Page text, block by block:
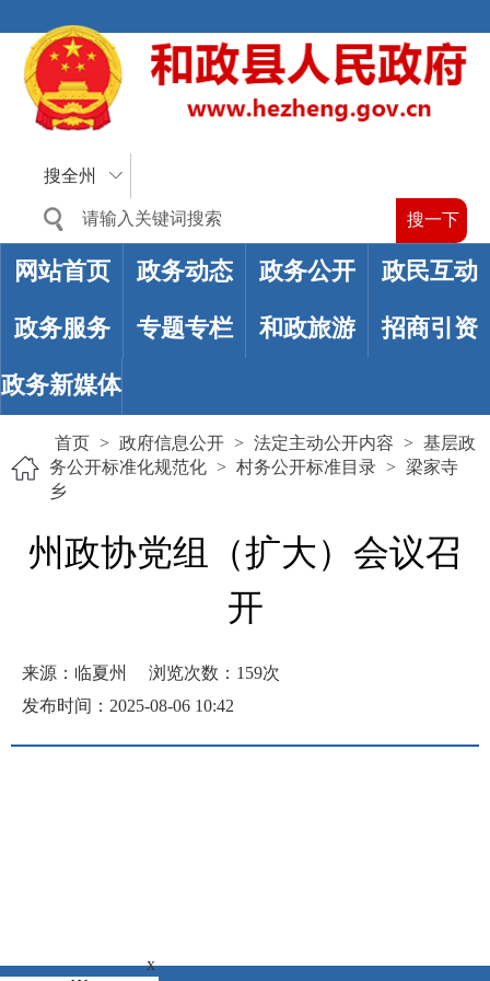
搜全州
网站首页 政务动态 政务公开 政民互动
政务服务 专题专栏 和政旅游 招商引资
政务新媒体
首页 > 政府信息公开 > 法定主动公开内容 > 基层政
务公开标准化规范化 > 村务公开标准目录 > 梁家寺
乡
州政协党组（扩大）会议召
开
来源：临夏州 浏览次数： 159次
发布时间：2025-08-06 10:42
x